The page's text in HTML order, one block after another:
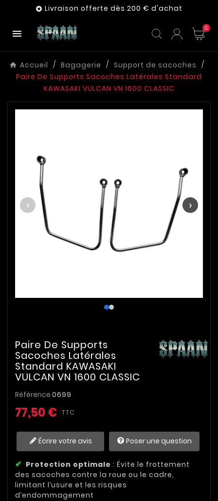
 Livraison offerte dès 200 € d'achat
 0
Accueil Bagagerie
Support de sacoches
Paire De Supports Sacoches Latérales Standard
KAWASAKI VULCAN VN 1600 CLASSIC
‹ ›
Paire De Supports
Sacoches Latérales
Standard KAWASAKI
VULCAN VN 1600 CLASSIC
Référence 0699
77,50 € TTC
Écrire votre avis Poser une question
Protection optimale : Évite le frottement
des sacoches contre la roue ou le cadre,
limitant l’usure et les risques
d’endommagement